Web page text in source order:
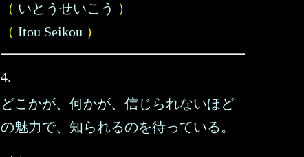
（ いとうせいこう ）
（ Itou Seikou ）
4.
どこかが、何かが、信じられないほど
の魅力で、知られるのを待っている。